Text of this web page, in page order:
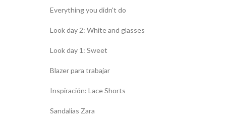
Everything you didn't do
Look day 2: White and glasses
Look day 1: Sweet
Blazer para trabajar
Inspiración: Lace Shorts
Sandalias Zara